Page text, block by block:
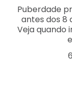
Puberdade
antes dos 8
Veja quando